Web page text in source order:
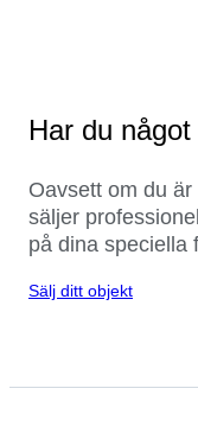
Har du
Oavsett om du
säljer
på dina speciella
Sälj ditt objekt